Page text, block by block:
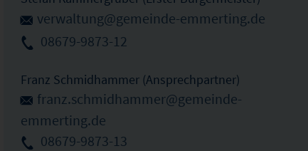
verwaltung@gemeinde-emmerting.de
08679-9873-12
Franz Schmidhammer (Ansprechpartner)
franz.schmidhammer@gemeinde-
emmerting.de
08679-9873-13